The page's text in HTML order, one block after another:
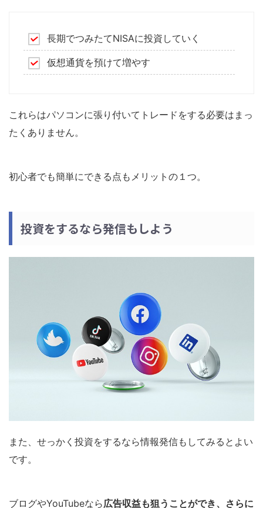
長期でつみたてNISAに投資していく
仮想通貨を預けて増やす
これらはパソコンに張り付いてトレードをする必要はまっ
たくありません。
初心者でも簡単にできる点もメリットの１つ。
投資をするなら発信もしよう
また、せっかく投資をするなら情報発信もしてみるとよい
です。
ブログやYouTubeなら広告収益も狙うことができ、さらに